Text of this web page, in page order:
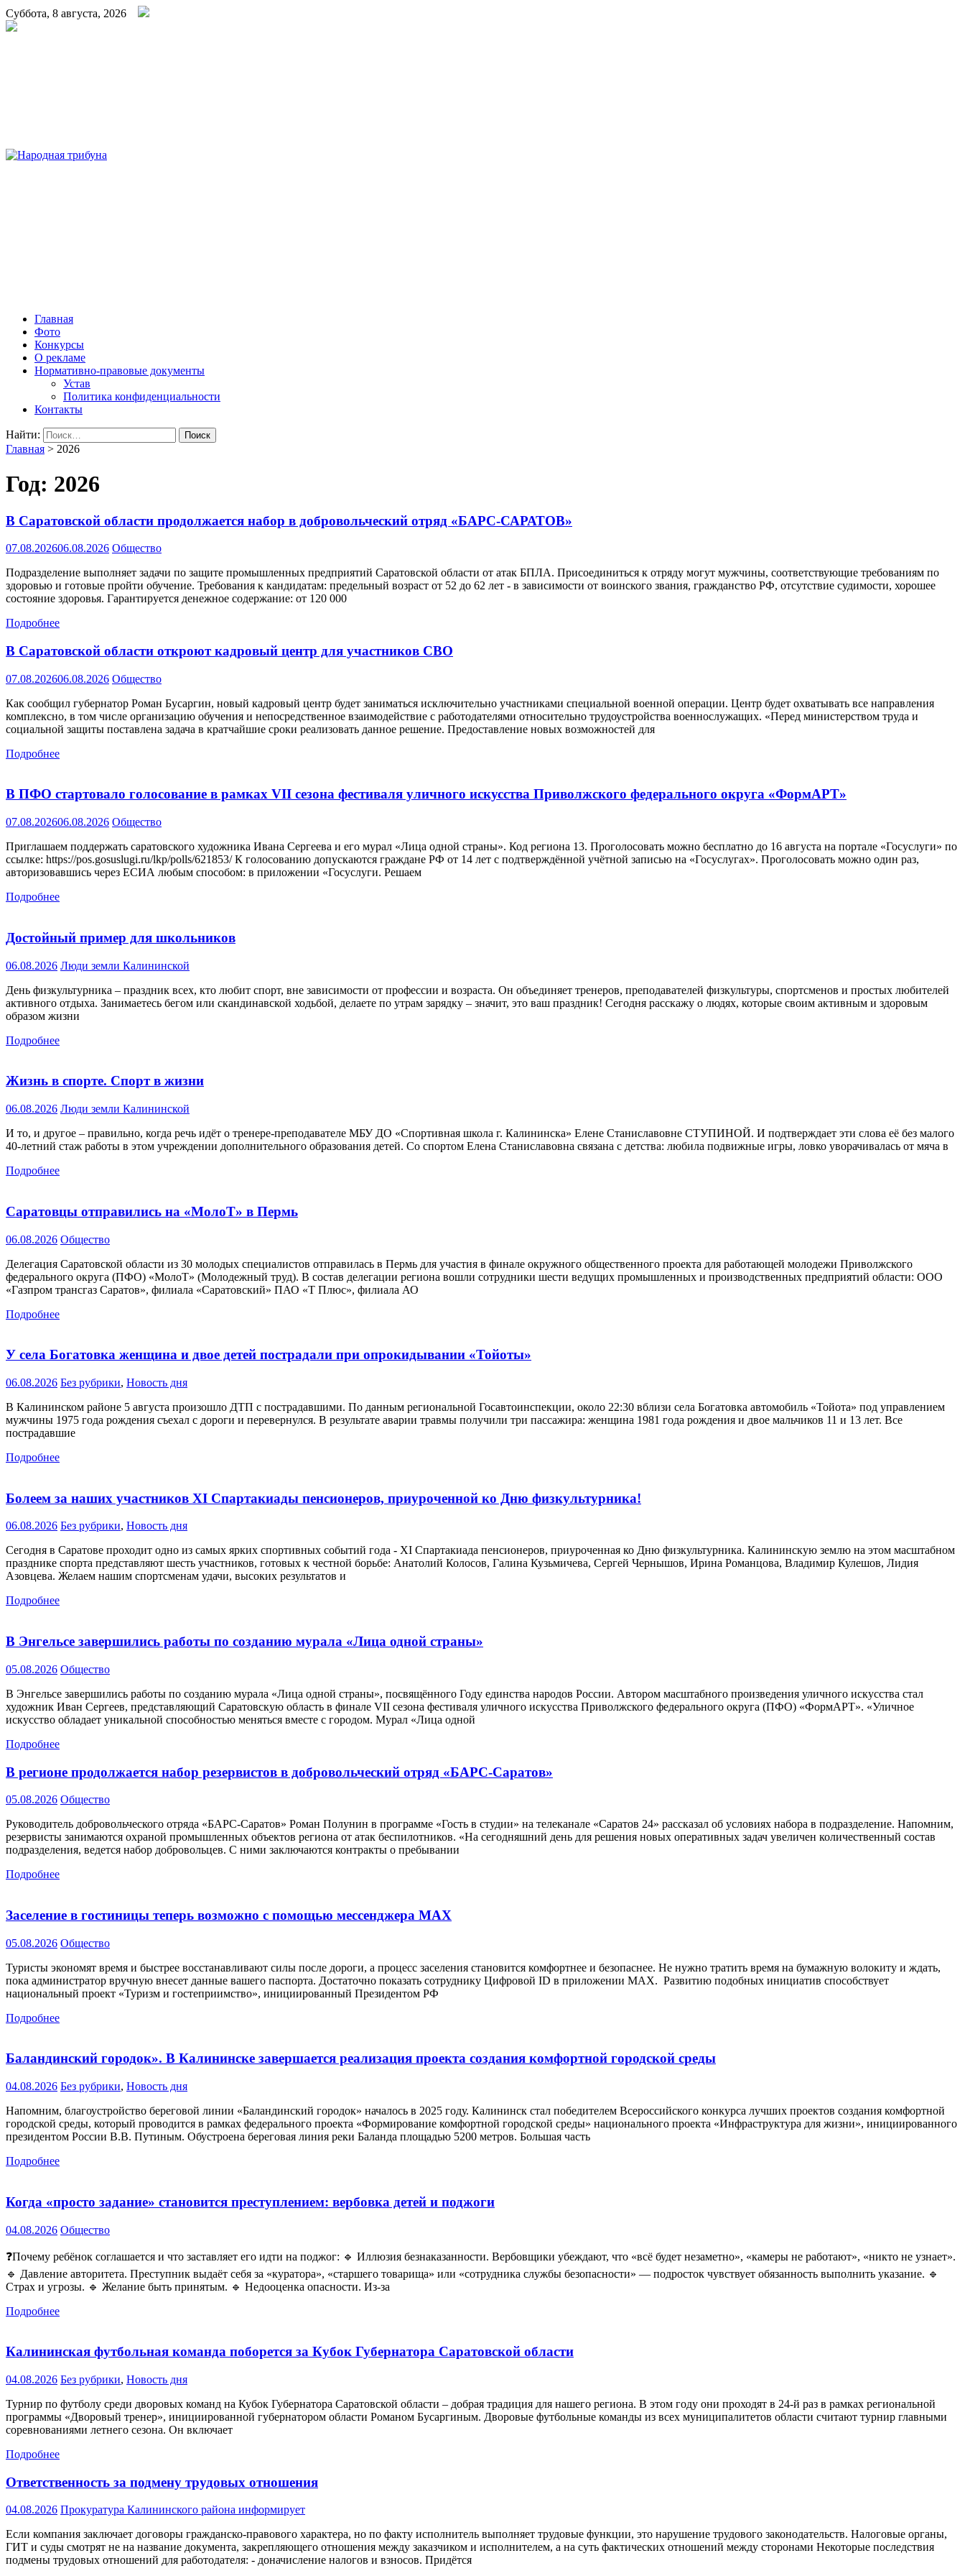
Суббота, 8 августа, 2026
Главная
Фото
Конкурсы
О рекламе
Нормативно-правовые документы
Устав
Политика конфиденциальности
Контакты
Найти:
Главная > 2026
Год: 2026
В Саратовской области продолжается набор в добровольческий отряд «БАРС-САРАТОВ»
07.08.202606.08.2026 Общество
Подразделение выполняет задачи по защите промышленных предприятий Саратовской области от атак БПЛА. Присоединиться к отряду могут мужчины, соответствующие требованиям по
здоровью и готовые пройти обучение. Требования к кандидатам: предельный возраст от 52 до 62 лет - в зависимости от воинского звания, гражданство РФ, отсутствие судимости, хорошее
состояние здоровья. Гарантируется денежное содержание: от 120 000
Подробнее
В Саратовской области откроют кадровый центр для участников СВО
07.08.202606.08.2026 Общество
Как сообщил губернатор Роман Бусаргин, новый кадровый центр будет заниматься исключительно участниками специальной военной операции. Центр будет охватывать все направления
комплексно, в том числе организацию обучения и непосредственное взаимодействие с работодателями относительно трудоустройства военнослужащих. «Перед министерством труда и
социальной защиты поставлена задача в кратчайшие сроки реализовать данное решение. Предоставление новых возможностей для
Подробнее
В ПФО стартовало голосование в рамках VII сезона фестиваля уличного искусства Приволжского федерального округа «ФормАРТ»
07.08.202606.08.2026 Общество
Приглашаем поддержать саратовского художника Ивана Сергеева и его мурал «Лица одной страны». Код региона 13. Проголосовать можно бесплатно до 16 августа на портале «Госуслуги» по
ссылке: https://pos.gosuslugi.ru/lkp/polls/621853/ К голосованию допускаются граждане РФ от 14 лет с подтверждённой учётной записью на «Госуслугах». Проголосовать можно один раз,
авторизовавшись через ЕСИА любым способом: в приложении «Госуслуги. Решаем
Подробнее
Достойный пример для школьников
06.08.2026 Люди земли Калининской
День физкультурника – праздник всех, кто любит спорт, вне зависимости от профессии и возраста. Он объединяет тренеров, преподавателей физкультуры, спортсменов и простых любителей
активного отдыха. Занимаетесь бегом или скандинавской ходьбой, делаете по утрам зарядку – значит, это ваш праздник! Сегодня расскажу о людях, которые своим активным и здоровым
образом жизни
Подробнее
Жизнь в спорте. Спорт в жизни
06.08.2026 Люди земли Калининской
И то, и другое – правильно, когда речь идёт о тренере-преподавателе МБУ ДО «Спортивная школа г. Калининска» Елене Станиславовне СТУПИНОЙ. И подтверждает эти слова её без малого
40-летний стаж работы в этом учреждении дополнительного образования детей. Со спортом Елена Станиславовна связана с детства: любила подвижные игры, ловко уворачивалась от мяча в
Подробнее
Саратовцы отправились на «МолоТ» в Пермь
06.08.2026 Общество
Делегация Саратовской области из 30 молодых специалистов отправилась в Пермь для участия в финале окружного общественного проекта для работающей молодежи Приволжского
федерального округа (ПФО) «МолоТ» (Молодежный труд). В состав делегации региона вошли сотрудники шести ведущих промышленных и производственных предприятий области: ООО
«Газпром трансгаз Саратов», филиала «Саратовский» ПАО «Т Плюс», филиала АО
Подробнее
У села Богатовка женщина и двое детей пострадали при опрокидывании «Тойоты»
06.08.2026 Без рубрики, Новость дня
В Калининском районе 5 августа произошло ДТП с пострадавшими. По данным региональной Госавтоинспекции, около 22:30 вблизи села Богатовка автомобиль «Тойота» под управлением
мужчины 1975 года рождения съехал с дороги и перевернулся. В результате аварии травмы получили три пассажира: женщина 1981 года рождения и двое мальчиков 11 и 13 лет. Все
пострадавшие
Подробнее
Болеем за наших участников XI Спартакиады пенсионеров, приуроченной ко Дню физкультурника!
06.08.2026 Без рубрики, Новость дня
Сегодня в Саратове проходит одно из самых ярких спортивных событий года - XI Спартакиада пенсионеров, приуроченная ко Дню физкультурника. Калининскую землю на этом масштабном
празднике спорта представляют шесть участников, готовых к честной борьбе: Анатолий Колосов, Галина Кузьмичева, Сергей Чернышов, Ирина Романцова, Владимир Кулешов, Лидия
Азовцева. Желаем нашим спортсменам удачи, высоких результатов и
Подробнее
В Энгельсе завершились работы по созданию мурала «Лица одной страны»
05.08.2026 Общество
В Энгельсе завершились работы по созданию мурала «Лица одной страны», посвящённого Году единства народов России. Автором масштабного произведения уличного искусства стал
художник Иван Сергеев, представляющий Саратовскую область в финале VII сезона фестиваля уличного искусства Приволжского федерального округа (ПФО) «ФормАРТ». «Уличное
искусство обладает уникальной способностью меняться вместе с городом. Мурал «Лица одной
Подробнее
В регионе продолжается набор резервистов в добровольческий отряд «БАРС-Саратов»
05.08.2026 Общество
Руководитель добровольческого отряда «БАРС-Саратов» Роман Полунин в программе «Гость в студии» на телеканале «Саратов 24» рассказал об условиях набора в подразделение. Напомним,
резервисты занимаются охраной промышленных объектов региона от атак беспилотников. «На сегодняшний день для решения новых оперативных задач увеличен количественный состав
подразделения, ведется набор добровольцев. С ними заключаются контракты о пребывании
Подробнее
Заселение в гостиницы теперь возможно с помощью мессенджера MAX
05.08.2026 Общество
Туристы экономят время и быстрее восстанавливают силы после дороги, а процесс заселения становится комфортнее и безопаснее. Не нужно тратить время на бумажную волокиту и ждать,
пока администратор вручную внесет данные вашего паспорта. Достаточно показать сотруднику Цифровой ID в приложении MAX. Развитию подобных инициатив способствует
национальный проект «Туризм и гостеприимство», инициированный Президентом РФ
Подробнее
Баландинский городок». В Калининске завершается реализация проекта создания комфортной городской среды
04.08.2026 Без рубрики, Новость дня
Напомним, благоустройство береговой линии «Баландинский городок» началось в 2025 году. Калининск стал победителем Всероссийского конкурса лучших проектов создания комфортной
городской среды, который проводится в рамках федерального проекта «Формирование комфортной городской среды» национального проекта «Инфраструктура для жизни», инициированного
президентом России В.В. Путиным. Обустроена береговая линия реки Баланда площадью 5200 метров. Большая часть
Подробнее
Когда «просто задание» становится преступлением: вербовка детей и поджоги
04.08.2026 Общество
❓Почему ребёнок соглашается и что заставляет его идти на поджог: 🔹 Иллюзия безнаказанности. Вербовщики убеждают, что «всё будет незаметно», «камеры не работают», «никто не узнает».
🔹 Давление авторитета. Преступник выдаёт себя за «куратора», «старшего товарища» или «сотрудника службы безопасности» — подросток чувствует обязанность выполнить указание. 🔹
Страх и угрозы. 🔹 Желание быть принятым. 🔹 Недооценка опасности. Из‑за
Подробнее
Калининская футбольная команда поборется за Кубок Губернатора Саратовской области
04.08.2026 Без рубрики, Новость дня
Турнир по футболу среди дворовых команд на Кубок Губернатора Саратовской области – добрая традиция для нашего региона. В этом году они проходят в 24-й раз в рамках региональной
программы «Дворовый тренер», инициированной губернатором области Романом Бусаргиным. Дворовые футбольные команды из всех муниципалитетов области считают турнир главными
соревнованиями летнего сезона. Он включает
Подробнее
Ответственность за подмену трудовых отношения
04.08.2026 Прокуратура Калининского района информирует
Если компания заключает договоры гражданско-правового характера, но по факту исполнитель выполняет трудовые функции, это нарушение трудового законодательств. Налоговые органы,
ГИТ и суды смотрят не на название документа, закрепляющего отношения между заказчиком и исполнителем, а на суть фактических отношений между сторонами Некоторые последствия
подмены трудовых отношений для работодателя: - доначисление налогов и взносов. Придётся